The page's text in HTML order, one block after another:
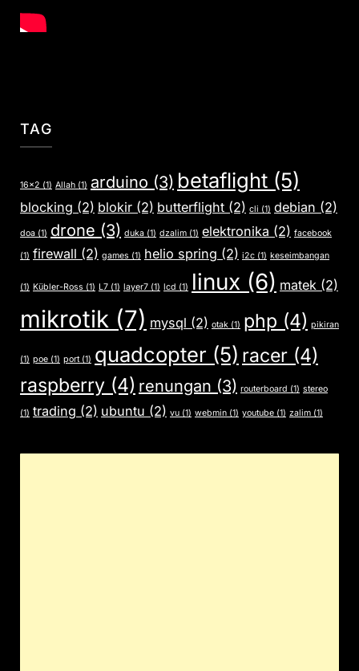
TAG
16x2 (1) Allah (1) arduino (3) betaflight (5)
blocking (2) blokir (2) butterflight (2) cli (1) debian (2)
doa (1) drone (3) duka (1) dzalim (1) elektronika (2) facebook
(1) firewall (2) games (1) helio spring (2) i2c (1) keseimbangan
(1) Kübler-Ross (1) L7 (1) layer7 (1) lcd (1) linux (6) matek (2)
mikrotik (7) mysql (2) otak (1) php (4) pikiran
(1) poe (1) port (1) quadcopter (5) racer (4)
raspberry (4) renungan (3) routerboard (1) stereo
(1) trading (2) ubuntu (2) vu (1) webmin (1) youtube (1) zalim (1)